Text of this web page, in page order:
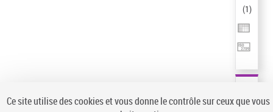
(1)
Ce site utilise des cookies et vous donne le contrôle sur ceux que vous